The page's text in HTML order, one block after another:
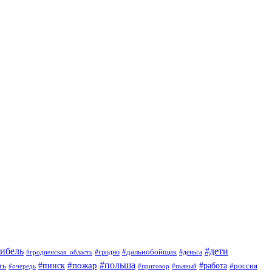
#гродненская_область #гродно #дальнобойщик #деньга #дети
#очередь #пинск #пожар #польша #приговор #пьяный #работа #россия